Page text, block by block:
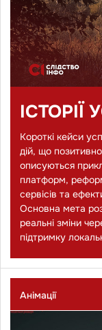
ІСТОРІЇ
Короткі кейси
дій, що
описуються
платформ,
сервісів та
Основна мета
реальні зміни
підтримку
Анімації